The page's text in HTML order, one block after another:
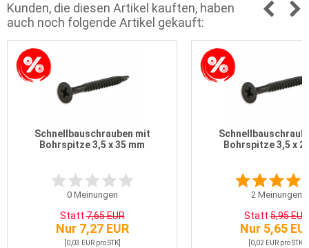
Kunden, die diesen Artikel kauften, haben
auch noch folgende Artikel gekauft:
Schnellbauschrauben mit
Bohrspitze 3,5 x 35 mm
0Meinungen
Statt7,65 EUR
Nur 7,27 EUR
[0,03 EUR pro STK]
Bohrspitze 3,5 x
2Meinungen
Statt5,95 EUR
Nur 5,65
[0,02 EUR pro STK]